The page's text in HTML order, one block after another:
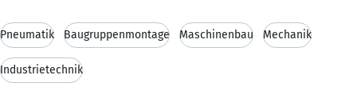
Pneumatik Baugruppenmontage Maschinenbau Mechanik
Industrietechnik